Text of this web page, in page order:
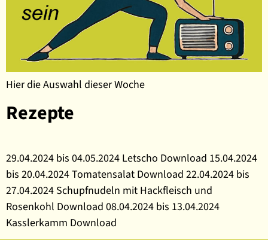
Hier die Auswahl dieser Woche
Rezepte
29.04.2024 bis 04.05.2024 Letscho Download 15.04.2024
bis 20.04.2024 Tomatensalat Download 22.04.2024 bis
27.04.2024 Schupfnudeln mit Hackfleisch und
Rosenkohl Download 08.04.2024 bis 13.04.2024
Kasslerkamm Download